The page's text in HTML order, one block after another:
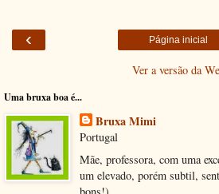
‹ Página inicial
Ver a versão da
Uma bruxa boa é...
Bruxa Mimi
Portugal
Mãe, professora, com uma
um elevado, porém subtil,
bons!)...